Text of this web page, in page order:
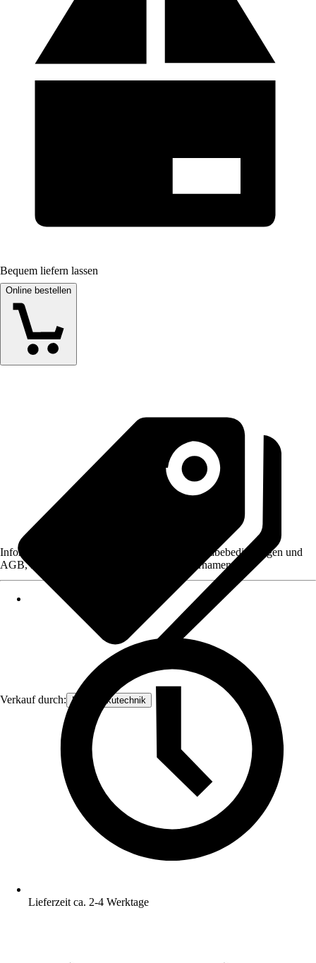
Bequem liefern lassen
Online bestellen
Verkauf durch: HKM-Akkutechnik
Informationen des Verkäufers, wie z. B. Rückgabebedingungen und
AGB, finden Sie bei Klick auf den Verkäufernamen.
Lieferzeit ca. 2-4 Werktage